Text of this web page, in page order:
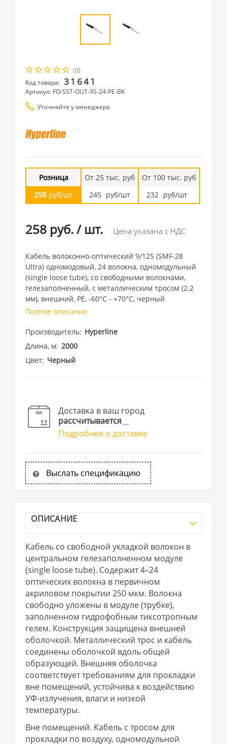
(0)
Код товара: 31641
Артикул: FO-SST-OUT-9S-24-PE-BK
Уточняйте у менеджера
Розница
258 руб/шт
От 25 тыс. руб
245 руб/шт
От 100 тыс. руб
232 руб/шт
258 руб./ шт. Цена указана с НДС
Кабель волоконно-оптический 9/125 (SMF-28
Ultra) одномодовый, 24 волокна, одномодульный
(single loose tube), со свободными волокнами,
гелезаполненный, с металлическим тросом (2.2
мм), внешний, PE, -60°С - +70°С, черный
Полное описание
Производитель Hyperline
Длина, м 2000
Цвет Черный
Доставка в ваш город
рассчитывается
Подробнее о доставке
Выслать спецификацию
ОПИСАНИЕ
Кабель со свободной укладкой волокон в
центральном гелезаполненном модуле
(single loose tube). Содержит 4–24
оптических волокна в первичном
акриловом покрытии 250 мкм. Волокна
свободно уложены в модуле (трубке),
заполненном гидрофобным тиксотропным
гелем. Конструкция защищена внешней
оболочкой. Металлический трос и кабель
соединены оболочкой вдоль общей
образующей. Внешняя оболочка
соответствует требованиям для прокладки
вне помещений, устойчива к воздействию
УФ-излучения, влаги и низкой
температуры.
Вне помещений. Кабель с тросом для
прокладки по воздуху, одномодульной